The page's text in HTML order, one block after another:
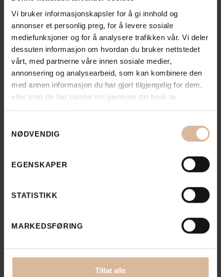
Vi bruker informasjonskapsler for å gi innhold og
annonser et personlig preg, for å levere sosiale
mediefunksjoner og for å analysere trafikken vår. Vi deler
dessuten informasjon om hvordan du bruker nettstedet
vårt, med partnerne våre innen sosiale medier,
annonsering og analysearbeid, som kan kombinere den
med annen informasjon du har gjort tilgjengelig for dem,
eller som de har samlet inn gjennom din bruk av
tjenestene deres.
NØDVENDIG
EGENSKAPER
STATISTIKK
MARKEDSFØRING
Tillat alle
prosjekter
Se alle